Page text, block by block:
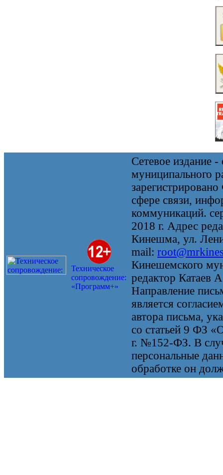
Техническое
сопровождение:
«Программ+»
Сетевое издание
муниципального
сфере связи,
коммуникаций.
2018 г. Адрес
Кинешма, ул.
mail:
Кинешемского
редактор Катаев
Направление
является
автора письма,
со статьей 9 ФЗ
г. №152-ФЗ. В
персональные
обработке он